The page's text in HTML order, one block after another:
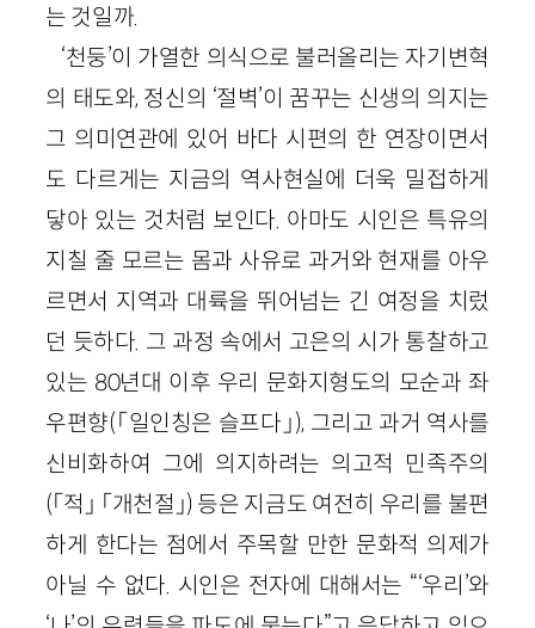
는 것일까.
‘천둥’이 가열한 의식으로 불러올리는 자기변혁
의 태도와, 정신의 ‘절벽’이 꿈꾸는 신생의 의지는
그 의미연관에 있어 바다 시편의 한 연장이면서
도 다르게는 지금의 역사현실에 더욱 밀접하게
닿아 있는 것처럼 보인다. 아마도 시인은 특유의
지칠 줄 모르는 몸과 사유로 과거와 현재를 아우
르면서 지역과 대륙을 뛰어넘는 긴 여정을 치렀
던 듯하다. 그 과정 속에서 고은의 시가 통찰하고
있는 80년대 이후 우리 문화지형도의 모순과 좌
우편향(「일인칭은 슬프다」), 그리고 과거 역사를
신비화하여 그에 의지하려는 의고적 민족주의
(「적」 「개천절」) 등은 지금도 여전히 우리를 불편
하게 한다는 점에서 주목할 만한 문화적 의제가
아닐 수 없다. 시인은 전자에 대해서는 “‘우리’와